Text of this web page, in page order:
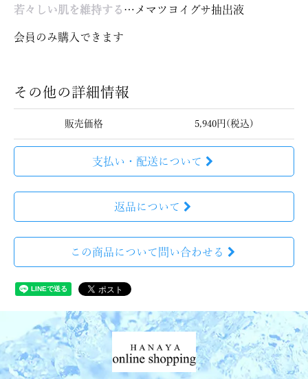
若々しい肌を維持する …メマツヨイグサ抽出液
会員のみ購入できます
その他の詳細情報
販売価格 5,940円(税込)
支払い・配送について
返品について
この商品について問い合わせる